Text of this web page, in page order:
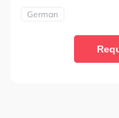
German